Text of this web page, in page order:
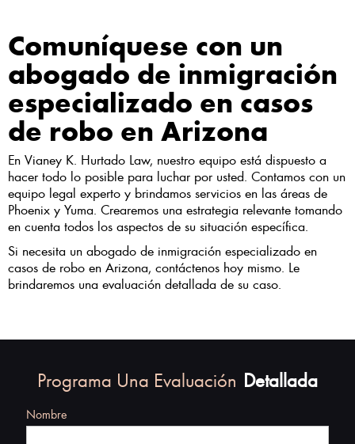
Comuníquese con un
abogado de inmigración
especializado en casos
de robo en Arizona
En Vianey K. Hurtado Law, nuestro equipo está dispuesto a
hacer todo lo posible para luchar por usted. Contamos con un
equipo legal experto y brindamos servicios en las áreas de
Phoenix y Yuma. Crearemos una estrategia relevante tomando
en cuenta todos los aspectos de su situación específica.
Si necesita un abogado de inmigración especializado en
casos de robo en Arizona, contáctenos hoy mismo. Le
brindaremos una evaluación detallada de su caso.
Programa Una Evaluación Detallada
Nombre